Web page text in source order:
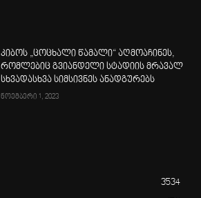
კიბოს „ცოცხალი წამალი“ აღმოაჩინეს,
რომლებიც გვიანდელი სტადიის მრავალ
სხვადასხვა სიმსივნეს ანადგურებს
ნოემბერი 1, 2023
3534